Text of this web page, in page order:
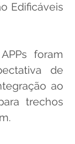
Edificáveis
foram
de
ao
trechos